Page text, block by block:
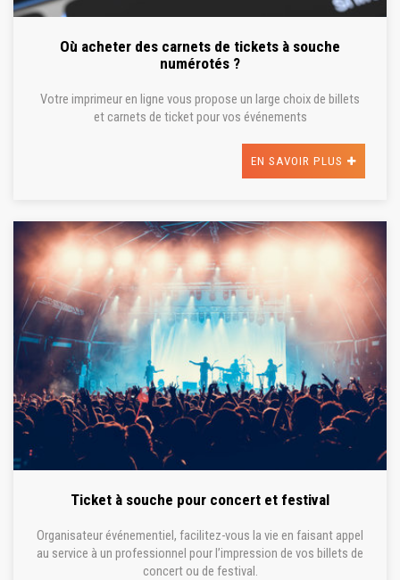
Où acheter des carnets de tickets à souche
numérotés ?
Votre imprimeur en ligne vous propose un large choix de billets
et carnets de ticket pour vos événements
EN SAVOIR PLUS
Ticket à souche pour concert et festival
Organisateur événementiel, facilitez-vous la vie en faisant appel
au service à un professionnel pour l’impression de vos billets de
concert ou de festival.